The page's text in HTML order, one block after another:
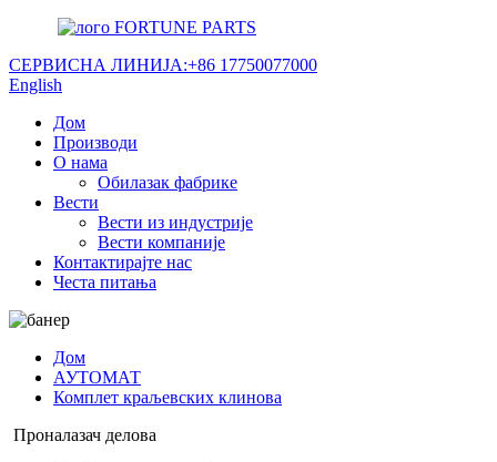
FORTUNE PARTS
СЕРВИСНА ЛИНИЈА:+86 17750077000
English
Дом
Производи
О нама
Обилазак фабрике
Вести
Вести из индустрије
Вести компаније
Контактирајте нас
Честа питања
Дом
АУТОМАТ
Комплет краљевских клинова
Проналазач делова